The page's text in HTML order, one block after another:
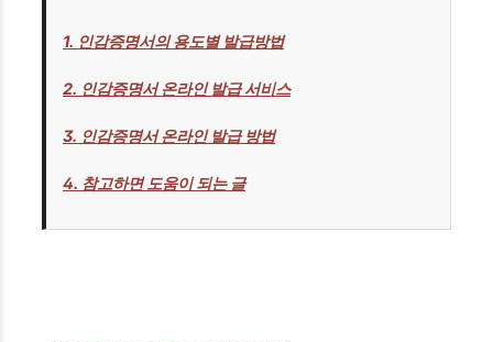
1. 인감증명서의 용도별 발급방법
2. 인감증명서 온라인 발급 서비스
3. 인감증명서 온라인 발급 방법
4. 참고하면 도움이 되는 글